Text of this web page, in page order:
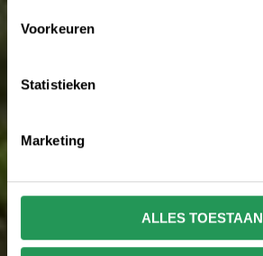
Voorkeuren
Statistieken
Marketing
ALLES TOESTAAN